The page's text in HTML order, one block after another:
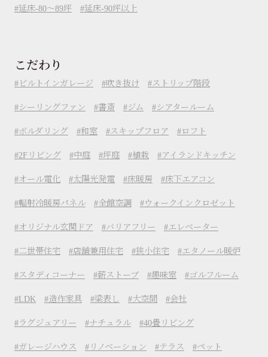
延床-80～89坪 延床-90坪以上
こだわり
ビルトインガレージ 吹き抜け ストリップ階段
シーリングファン 書斎 ジム シアタールーム
ボルダリング 和室 スキップフロア ロフト
2Fリビング 中庭 坪庭 植栽 アイランドキッチン
オール電化 太陽光発電 床暖房 床下エアコン
輻射冷暖房パネル 全館空調 ウォークインクロゼット
オリジナル玄関ドア バリアフリー エレベーター
二世帯住宅 店舗兼用住宅 狭小住宅 エタノール暖炉
スタディコーナー 薪ストーブ 趣味室 ゴルフルーム
LDK 造作家具 梁表し 大空間 会社
ラグジュアリー ナチュラル 40畳リビング
ガレージハウス リノベーション テラス ペット